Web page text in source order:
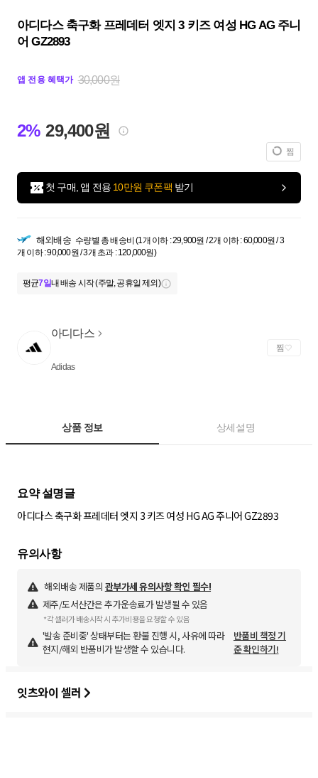
아디다스 축구화 프레데터 엣지 3 키즈 여성 HG AG 주니
어 GZ2893
앱 전용 혜택가 30,000원
2% 29,400원
찜
첫 구매, 앱 전용 10만원 쿠폰팩 받기
해외배송 수량별 총 배송비 (1개 이하 : 29,900원 / 2개 이하 : 60,000원 / 3
개 이하 : 90,000원 / 3개 초과 : 120,000원)
평균7일내 배송 시작 (주말, 공휴일 제외)
아디다스
Adidas
찜
상품 정보 상세설명
요약 설명글
아디다스 축구화 프레데터 엣지 3 키즈 여성 HG AG 주니어 GZ2893
유의사항
해외배송 제품의 관부가세 유의사항 확인 필수!
제주/도서산간은 추가운송료가 발생될 수 있음
*각 셀러가 배송시작 시 추가비용을 요청할 수 있음
'발송 준비중' 상태부터는 환불 진행 시, 사유에 따라
현지/해외 반품비가 발생할 수 있습니다.
반품비 책정 기
준 확인하기!
잇츠와이 셀러